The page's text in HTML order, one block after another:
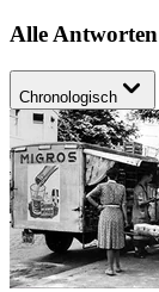
Alle Antworten
Chronologisch